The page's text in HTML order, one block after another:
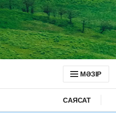
МӘЗІР
САЯСАТ